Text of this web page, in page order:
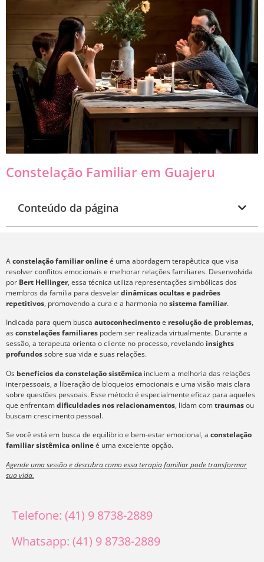
Constelação Familiar em Guajeru
Conteúdo da página
Aconstelação familiar onlineé uma abordagem terapêutica que visa
resolver conflitos emocionais e melhorar relações familiares. Desenvolvida
por Bert Hellinger, essa técnica utiliza representações simbólicas dos
membros da família para desvelardinâmicas ocultas e padrões
repetitivos, promovendo a cura e a harmonia nosistema familiar.
Indicada para quem busca autoconhecimentoe resolução de problemas,
asconstelações familiares podem ser realizada virtualmente. Durante a
sessão, a terapeuta orienta o cliente no processo, revelando insights
profundossobre sua vida e suas relações.
Os benefícios da constelação sistêmica incluem a melhoria das relações
interpessoais, a liberação de bloqueios emocionais e uma visão mais clara
sobre questões pessoais. Esse método é especialmente eficaz para aqueles
que enfrentamdificuldades nos relacionamentos, lidam comtraumasou
buscam crescimento pessoal.
Se você está em busca de equilíbrio e bem-estar emocional, a constelação
familiar sistêmica onlineé uma excelente opção.
Agende uma sessão e descubra como essa terapia familiar pode transformar
sua vida.
Telefone: (41) 9 8738-2889
Whatsapp: (41) 9 8738-2889